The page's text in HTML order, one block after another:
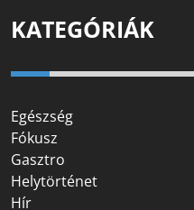
KATEGÓRIÁK
Egészség
Fókusz
Gasztro
Helytörténet
Hír